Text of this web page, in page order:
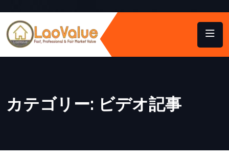
カテゴリー: ビデオ記事